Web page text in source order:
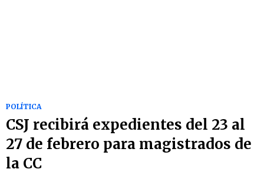
POLÍTICA
CSJ recibirá expedientes del 23 al
27 de febrero para magistrados de
la CC